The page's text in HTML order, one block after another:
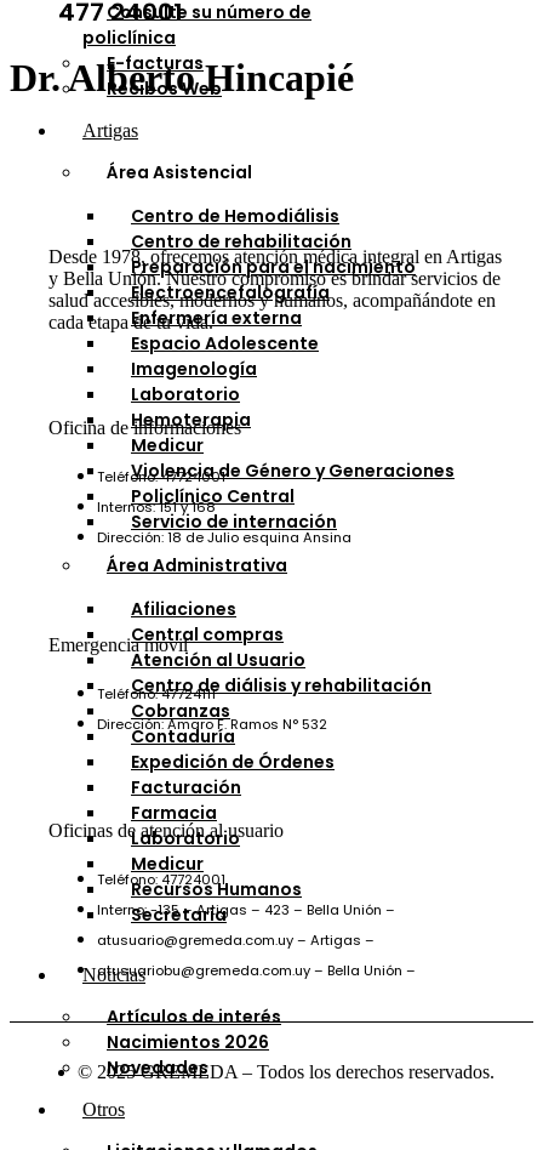
Consulte su número de
policlínica
E-facturas
Recibos Web
Artigas
Área Asistencial
Centro de Hemodiálisis
Centro de rehabilitación
Preparación para el nacimiento
Electroencefalografía
Enfermería externa
Espacio Adolescente
Imagenología
Laboratorio
Hemoterapia
Medicur
Violencia de Género y Generaciones
Policlínico Central
Servicio de internación
Área Administrativa
Afiliaciones
Central compras
Atención al Usuario
Centro de diálisis y rehabilitación
Cobranzas
Contaduría
Expedición de Órdenes
Facturación
Farmacia
Laboratorio
Medicur
Recursos Humanos
Secretaría
Noticias
Artículos de interés
Nacimientos 2026
Novedades
Otros
477 24001
Dr. Alberto Hincapié
Desde 1978, ofrecemos atención médica integral en Artigas
y Bella Unión. Nuestro compromiso es brindar servicios de
salud accesibles, modernos y humanos, acompañándote en
cada etapa de tu vida.
Oficina de informaciones
Teléfono: 47724001
Internos: 151 y 168
Dirección: 18 de Julio esquina Ansina
Emergencia móvil
Teléfono: 47724111
Dirección: Amaro F. Ramos N° 532
Oficinas de atención al usuario
Teléfono: 47724001
Interno: -135 – Artigas – 423 – Bella Unión –
atusuario@gremeda.com.uy – Artigas –
atusuariobu@gremeda.com.uy – Bella Unión –
© 2025 GREMEDA – Todos los derechos reservados.